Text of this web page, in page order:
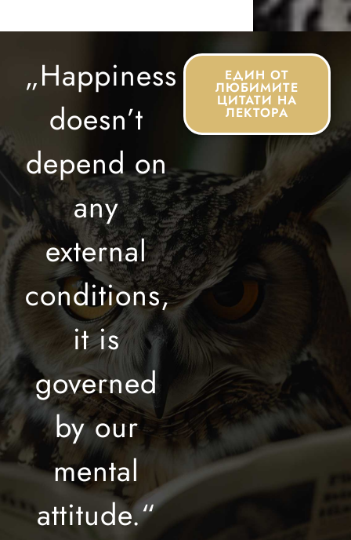
„Happiness
doesn’t
depend on
any
external
conditions,
it is
governed
by our
mental
attitude.“
ЕДИН ОТ
ЛЮБИМИТЕ
ЦИТАТИ НА
ЛЕКТОРА